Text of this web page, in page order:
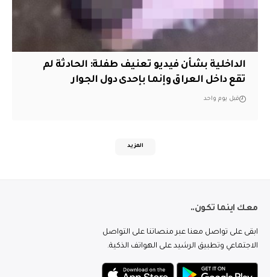
الداخلية بشأن فيديو تعنيف طفلة: الحادثة لم
تقع داخل العراق وإنما بإحدى دول الجوار
قبل يوم واحد
المزيد
معك اينما تكون..
ابقى على تواصل معنا عبر منصاتنا على التواصل
الاجتماعي وتطبيق الرشيد على الهواتف الذكية.